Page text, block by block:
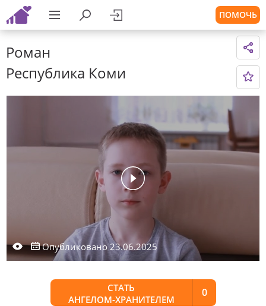
ПОМОЧЬ
Роман
Республика Коми
Опубликовано 23.06.2025
СТАТЬ
АНГЕЛОМ-ХРАНИТЕЛЕМ
0